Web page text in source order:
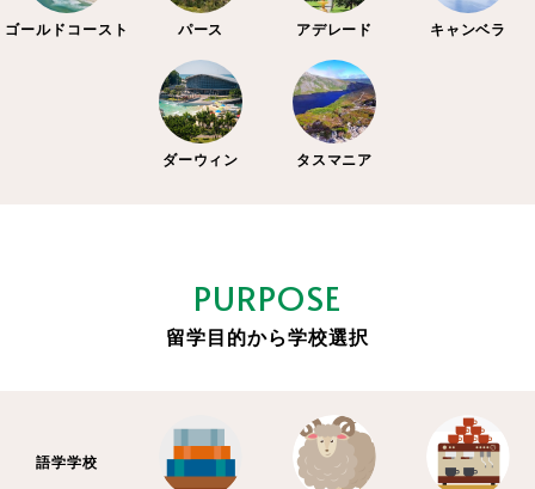
ゴールドコースト パース アデレード キャンベラ
ダーウィン タスマニア
PURPOSE
留学目的から学校選択
語学学校